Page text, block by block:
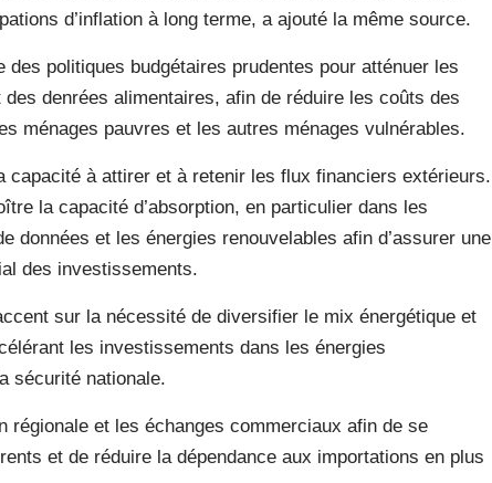
d’inflation à long terme, a ajouté la même source.
politiques budgétaires prudentes pour atténuer les
denrées alimentaires, afin de réduire les coûts des
ménages pauvres et les autres ménages vulnérables.
capacité à attirer et à retenir les flux financiers extérieurs.
la capacité d’absorption, en particulier dans les
données et les énergies renouvelables afin d’assurer une
des investissements.
sur la nécessité de diversifier le mix énergétique et
les investissements dans les énergies
sécurité nationale.
régionale et les échanges commerciaux afin de se
et de réduire la dépendance aux importations en plus